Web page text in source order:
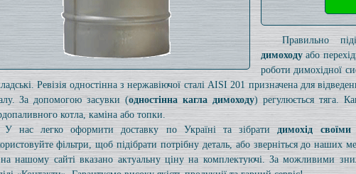
Правильно
димоходуабо
роботи димохідної
Ревізія одностінна з нержавіючої сталі AISI 201 призначена для
За допомогою засувки (одностінна кагла димоходу) регулюється тяга.
котла, каміна або топки.
У нас легко оформити доставку по Україні та зібратидимохід
фільтри, щоб підібрати потрібну деталь, або зверніться до наших
нашому сайті вказано актуальну ціну на комплектуючі. За можливими